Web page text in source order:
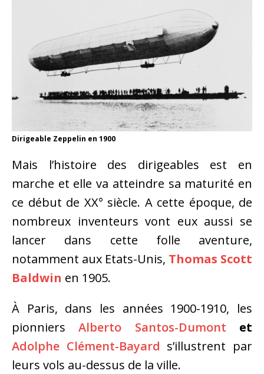
Dirigeable Zeppelin en 1900
Mais l’histoire des dirigeables est en
marche et elle va atteindre sa maturité en
ce début de XX° siècle. A cette époque, de
nombreux inventeurs vont eux aussi se
lancer dans cette folle aventure,
notamment aux Etats-Unis, Thomas Scott
Baldwin en 1905.
À Paris, dans les années 1900-1910, les
pionniersAlberto Santos-Dumont et
Adolphe Clément-Bayard s’illustrent par
leurs vols au-dessus de la ville.